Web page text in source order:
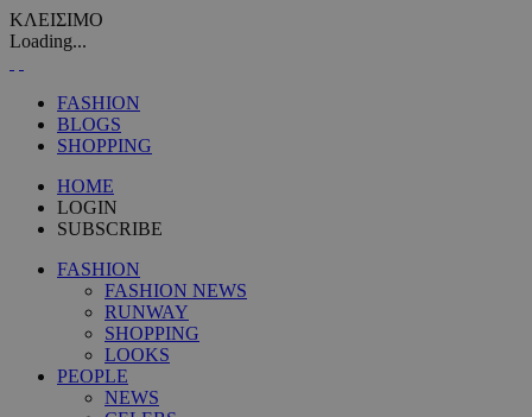
ΚΛΕΙΣΙΜΟ
Loading...
FASHION
BLOGS
SHOPPING
HOME
LOGIN
SUBSCRIBE
FASHION
FASHION NEWS
RUNWAY
SHOPPING
LOOKS
PEOPLE
NEWS